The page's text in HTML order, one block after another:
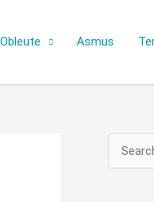
Obleute Asmus
u